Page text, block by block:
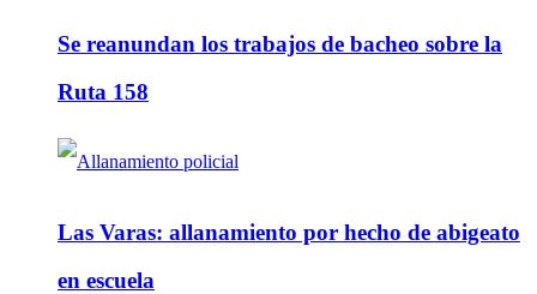
Se reanundan los trabajos de bacheo sobre la
Ruta 158
Las Varas: allanamiento por hecho de abigeato
en escuela